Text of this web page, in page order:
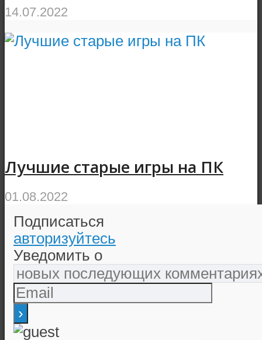
14.07.2022
Лучшие старые игры на ПК
01.08.2022
Подписаться
авторизуйтесь
Уведомить о